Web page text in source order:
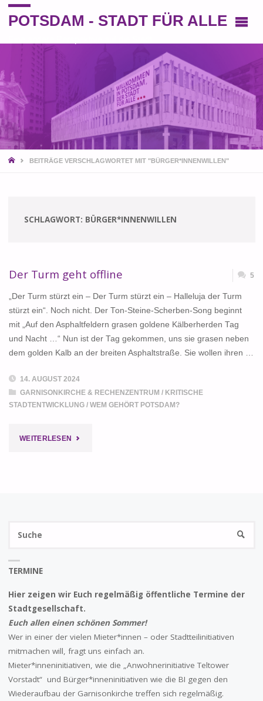
POTSDAM - STADT FÜR ALLE
STARTBEITRÄGE VERSCHLAGWORTET MIT "BÜRGER*INNENWILLEN"
SCHLAGWORT: BÜRGER*INNENWILLEN
Der Turm geht offline 5
„Der Turm stürzt ein – Der Turm stürzt ein – Halleluja der Turm
stürzt ein“. Noch nicht. Der Ton-Steine-Scherben-Song beginnt
mit „Auf den Asphaltfeldern grasen goldene Kälberherden Tag
und Nacht …“ Nun ist der Tag gekommen, uns sie grasen neben
dem golden Kalb an der breiten Asphaltstraße. Sie wollen ihren …
14. AUGUST 2024
GARNISONKIRCHE & RECHENZENTRUM / KRITISCHE
STADTENTWICKLUNG/ WEM GEHÖRT POTSDAM?
WEITERLESEN "DER
SUCHE
TERMINE
Hier zeigen wir Euch regelmäßig öffentliche Termine der
Stadtgesellschaft.
Euch allen einen schönen Sommer!
Wer in einer der vielen Mieter*innen – oder Stadtteilinitiativen
mitmachen will, fragt uns einfach an.
Mieter*inneninitiativen, wie die „Anwohnerinitiative Teltower
Vorstadt“ und Bürger*inneninitiativen wie die BI gegen den
Wiederaufbau der Garnisonkirche treffen sich regelmäßig.